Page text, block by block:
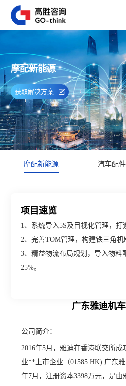
摩配新能源
获取解决方案
摩配新能源 汽车配件
项目速览
1、系统导入5S及目视化管理，打
2、完善TOM管理，构建铁三角机
3、精益物流布局规划，导入物料
25%。
广东雅迪机
公司简介：
2016年5月，雅迪在香港联交所
业**上市企业（01585.HK) 广东
年7月，注册资本3398万元，是